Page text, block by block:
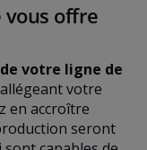
vous offre
votre ligne de
allégeant votre
en accroître
seront